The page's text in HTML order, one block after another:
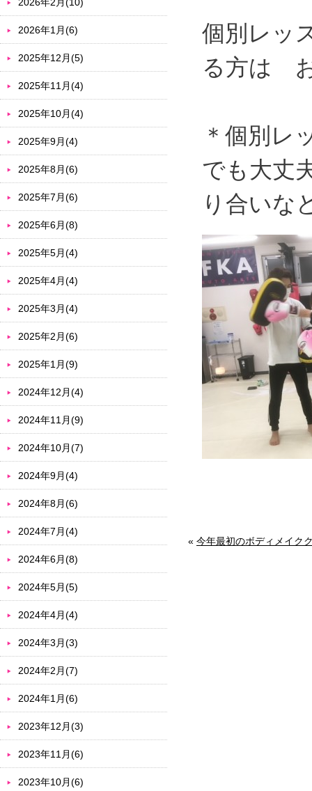
個別レッ
る方は
＊個別レ
でも大丈
り合いな
« 今年最初のボディメイク
2026年1月(6)
2025年12月(5)
2025年11月(4)
2025年10月(4)
2025年9月(4)
2025年8月(6)
2025年7月(6)
2025年6月(8)
2025年5月(4)
2025年4月(4)
2025年3月(4)
2025年2月(6)
2025年1月(9)
2024年12月(4)
2024年11月(9)
2024年10月(7)
2024年9月(4)
2024年8月(6)
2024年7月(4)
2024年6月(8)
2024年5月(5)
2024年4月(4)
2024年3月(3)
2024年2月(7)
2024年1月(6)
2023年12月(3)
2023年11月(6)
2023年10月(6)